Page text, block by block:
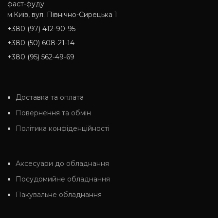
фаст-фуду
м.Київ, вул. Північно-Сирецька 1
+380 (97) 412-90-95
+380 (50) 608-21-14
+380 (95) 562-49-69
Доставка та оплата
Повернення та обмін
Політика конфіденційності
Аксесуари до обладнання
Посудомийне обладнання
Пакувальне обладнання